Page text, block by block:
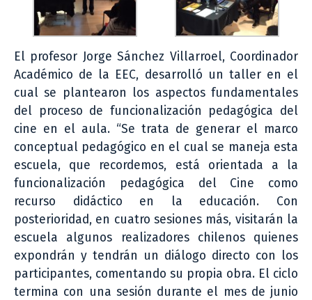
El profesor Jorge Sánchez Villarroel, Coordinador
Académico de la EEC, desarrolló un taller en el
cual se plantearon los aspectos fundamentales
del proceso de funcionalización pedagógica del
cine en el aula. “Se trata de generar el marco
conceptual pedagógico en el cual se maneja esta
escuela, que recordemos, está orientada a la
funcionalización pedagógica del Cine como
recurso didáctico en la educación. Con
posterioridad, en cuatro sesiones más, visitarán la
escuela algunos realizadores chilenos quienes
expondrán y tendrán un diálogo directo con los
participantes, comentando su propia obra. El ciclo
termina con una sesión durante el mes de junio